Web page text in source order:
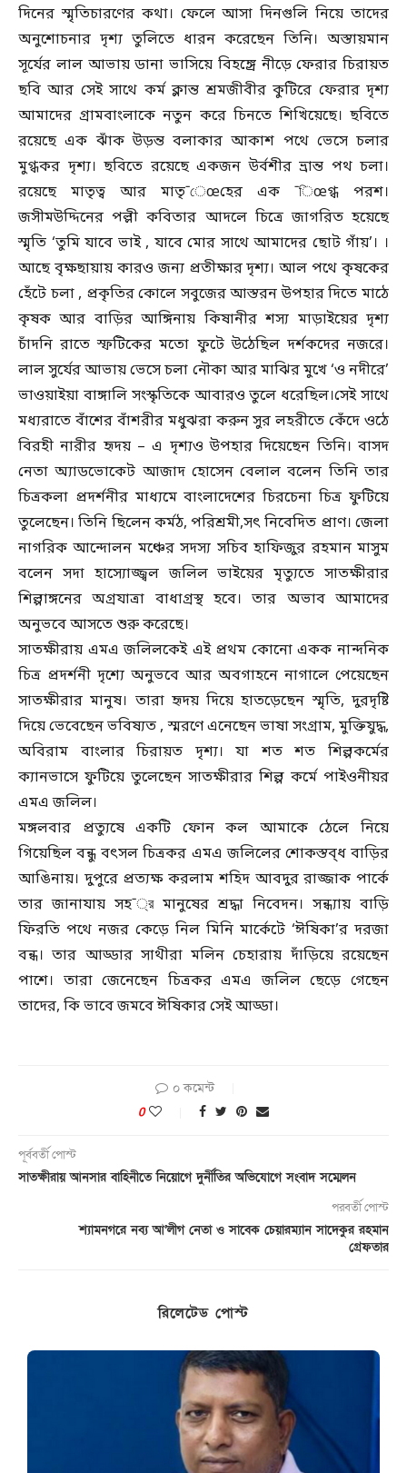
দিনের স্মৃতিচারণের কথা। ফেলে আসা দিনগুলি নিয়ে তাদের
অনুশোচনার দৃশ্য তুলিতে ধারন করেছেন তিনি। অস্তায়মান
সূর্যের লাল আভায় ডানা ভাসিয়ে বিহঙ্গ্রে নীড়ে ফেরার চিরায়ত
ছবি আর সেই সাথে কর্ম ক্লান্ত শ্রমজীবীর কুটিরে ফেরার দৃশ্য
আমাদের গ্রামবাংলাকে নতুন করে চিনতে শিখিয়েছে। ছবিতে
রয়েছে এক ঝাঁক উড়ন্ত বলাকার আকাশ পথে ভেসে চলার
মুগ্ধকর দৃশ্য। ছবিতে রয়েছে একজন উর্বশীর ভ্রান্ত পথ চলা।
রয়েছে মাতৃত্ব আর মাতৃ¯েœহের এক ¯িœগ্ধ পরশ।
জসীমউদ্দিনের পল্লী কবিতার আদলে চিত্রে জাগরিত হয়েছে
স্মৃতি ‘তুমি যাবে ভাই , যাবে মোর সাথে আমাদের ছোট গাঁয়’। ।
আছে বৃক্ষছায়ায় কারও জন্য প্রতীক্ষার দৃশ্য। আল পথে কৃষকের
হেঁটে চলা , প্রকৃতির কোলে সবুজের আস্তরন উপহার দিতে মাঠে
কৃষক আর বাড়ির আঙ্গিনায় কিষানীর শস্য মাড়াইয়ের দৃশ্য
চাঁদনি রাতে স্ফটিকের মতো ফুটে উঠেছিল দর্শকদের নজরে।
লাল সুর্যের আভায় ভেসে চলা নৌকা আর মাঝির মুখে ‘ও নদীরে’
ভাওয়াইয়া বাঙ্গালি সংস্কৃতিকে আবারও তুলে ধরেছিল।সেই সাথে
মধ্যরাতে বাঁশের বাঁশরীর মধুঝরা করুন সুর লহরীতে কেঁদে ওঠে
বিরহী নারীর হৃদয় – এ দৃশ্যও উপহার দিয়েছেন তিনি। বাসদ
নেতা অ্যাডভোকেট আজাদ হোসেন বেলাল বলেন তিনি তার
চিত্রকলা প্রদর্শনীর মাধ্যমে বাংলাদেশের চিরচেনা চিত্র ফুটিয়ে
তুলেছেন। তিনি ছিলেন কর্মঠ, পরিশ্রমী,সৎ নিবেদিত প্রাণ। জেলা
নাগরিক আন্দোলন মঞ্চের সদস্য সচিব হাফিজুর রহমান মাসুম
বলেন সদা হাস্যোজ্জ্বল জলিল ভাইয়ের মৃত্যুতে সাতক্ষীরার
শিল্পাঙ্গনের অগ্রযাত্রা বাধাগ্রস্থ হবে। তার অভাব আমাদের
অনুভবে আসতে শুরু করেছে।
সাতক্ষীরায় এমএ জলিলকেই এই প্রথম কোনো একক নান্দনিক
চিত্র প্রদর্শনী দৃশ্যে অনুভবে আর অবগাহনে নাগালে পেয়েছেন
সাতক্ষীরার মানুষ। তারা হৃদয় দিয়ে হাতড়েছেন স্মৃতি, দুরদৃষ্টি
দিয়ে ভেবেছেন ভবিষ্যত , স্মরণে এনেছেন ভাষা সংগ্রাম, মুক্তিযুদ্ধ,
অবিরাম বাংলার চিরায়ত দৃশ্য। যা শত শত শিল্পকর্মের
ক্যানভাসে ফুটিয়ে তুলেছেন সাতক্ষীরার শিল্প কর্মে পাইওনীয়র
এমএ জলিল।
মঙ্গলবার প্রত্যুষে একটি ফোন কল আমাকে ঠেলে নিয়ে
গিয়েছিল বন্ধু বৎসল চিত্রকর এমএ জলিলের শোকস্তব্ধ বাড়ির
আঙিনায়। দুপুরে প্রত্যক্ষ করলাম শহিদ আবদুর রাজ্জাক পার্কে
তার জানাযায় সহ¯্র মানুষের শ্রদ্ধা নিবেদন। সন্ধ্যায় বাড়ি
ফিরতি পথে নজর কেড়ে নিল মিনি মার্কেটে ‘ঈষিকা’র দরজা
বন্ধ। তার আড্ডার সাথীরা মলিন চেহারায় দাঁড়িয়ে রয়েছেন
পাশে। তারা জেনেছেন চিত্রকর এমএ জলিল ছেড়ে গেছেন
তাদের, কি ভাবে জমবে ঈষিকার সেই আড্ডা।
০ কমেন্ট
0
পূর্ববর্তী পোস্ট
সাতক্ষীরায় আনসার বাহিনীতে নিয়োগে দুর্নীতির অভিযোগে সংবাদ সম্মেলন
পরবর্তী পোস্ট
শ্যামনগরে নব্য আ’লীগ নেতা ও সাবেক চেয়ারম্যান সাদেকুর রহমান
গ্রেফতার
রিলেটেড পোস্ট